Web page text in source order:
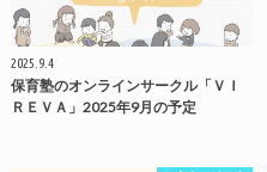
2025.9.4
保育塾のオンラインサークル「ＶＩ
ＲＥＶＡ」2025年9月の予定